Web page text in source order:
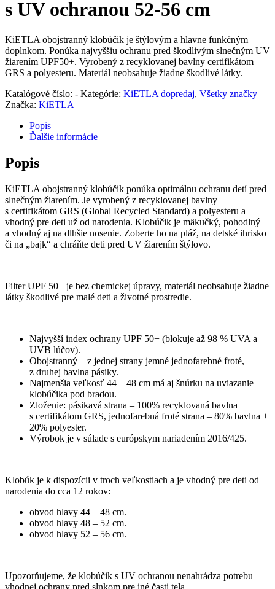
s UV ochranou 52-56 cm
KiETLA obojstranný klobúčik je štýlovým a hlavne funkčným
doplnkom. Ponúka najvyššiu ochranu pred škodlivým slnečným UV
žiarením UPF50+. Vyrobený z recyklovanej bavlny certifikátom
GRS a polyesteru. Materiál neobsahuje žiadne škodlivé látky.
Katalógové číslo: - Kategórie: KiETLA dopredaj, Všetky značky
Značka: KiETLA
Popis
Ďalšie informácie
Popis
KiETLA obojstranný klobúčik ponúka optimálnu ochranu detí pred
slnečným žiarením. Je vyrobený z recyklovanej bavlny
s certifikátom GRS (Global Recycled Standard) a polyesteru a
vhodný pre deti už od narodenia. Klobúčik je mäkučký, pohodlný
a vhodný aj na dlhšie nosenie. Zoberte ho na pláž, na detské ihrisko
či na „bajk“ a chráňte deti pred UV žiarením štýlovo.
Filter UPF 50+ je bez chemickej úpravy, materiál neobsahuje žiadne
látky škodlivé pre malé deti a životné prostredie.
Najvyšší index ochrany UPF 50+ (blokuje až 98 % UVA a
UVB lúčov).
Obojstranný – z jednej strany jemné jednofarebné froté,
z druhej bavlna pásiky.
Najmenšia veľkosť 44 – 48 cm má aj šnúrku na uviazanie
klobúčika pod bradou.
Zloženie: pásikavá strana – 100% recyklovaná bavlna
s certifikátom GRS, jednofarebná froté strana – 80% bavlna +
20% polyester.
Výrobok je v súlade s európskym nariadením 2016/425.
Klobúk je k dispozícii v troch veľkostiach a je vhodný pre deti od
narodenia do cca 12 rokov:
obvod hlavy 44 – 48 cm.
obvod hlavy 48 – 52 cm.
obvod hlavy 52 – 56 cm.
Upozorňujeme, že klobúčik s UV ochranou nenahrádza potrebu
vhodnej ochrany pred slnkom pre iné časti tela.